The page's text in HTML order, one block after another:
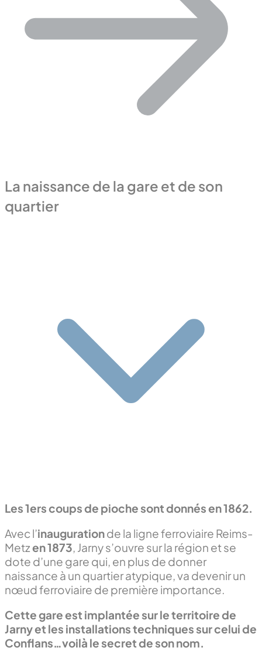
La naissance de la gare et de son
quartier
Les 1ers coups de pioche sont donnés en 1862.
Avec l’inaugurationde la ligne ferroviaire Reims-
Metzen 1873, Jarny s’ouvre sur la région et se
dote d’une gare qui, en plus de donner
naissance à un quartier atypique, va devenir un
nœud ferroviaire de première importance.
Cette gare est implantée sur le territoire de
Jarny et les installations techniques sur celui de
Conflans…voilà le secret de son nom.